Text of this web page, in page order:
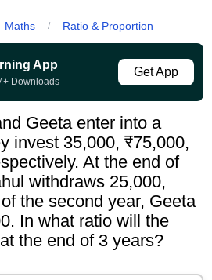
Maths / Ratio & Proportion
App
Downloads
Get App
Geeta enter into a
invest 35,000, ₹75,000,
At the end of
withdraws 25,000,
the second year, Geeta
In what ratio will the
the end of 3 years?